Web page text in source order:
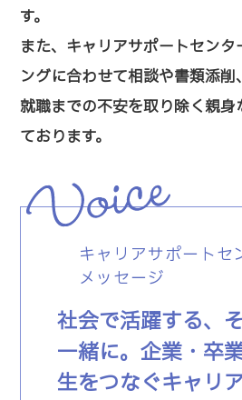
す。
また、キャリアサポートセンタ
ングに合わせて相談や書類添削
就職までの不安を取り除く親身
ております。
キャリアサポートセ
メッセージ
社会で活躍する、
一緒に。企業・卒
生をつなぐキャリ